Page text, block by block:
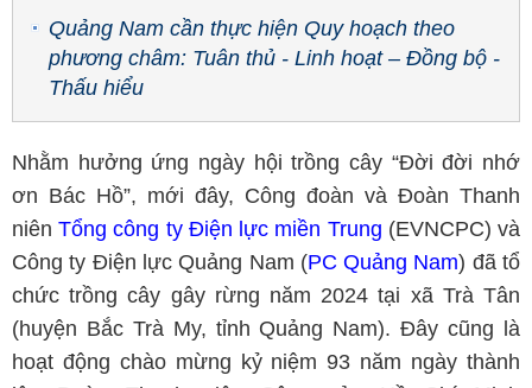
Quảng Nam cần thực hiện Quy hoạch theo
phương châm: Tuân thủ - Linh hoạt – Đồng bộ -
Thấu hiểu
Nhằm hưởng ứng ngày hội trồng cây “Đời đời nhớ
ơn Bác Hồ”, mới đây, Công đoàn và Đoàn Thanh
niênTổng công ty Điện lực miền Trung (EVNCPC) và
Công ty Điện lực Quảng Nam (PC Quảng Nam) đã tổ
chức trồng cây gây rừng năm 2024 tại xã Trà Tân
(huyện Bắc Trà My, tỉnh Quảng Nam). Đây cũng là
hoạt động chào mừng kỷ niệm 93 năm ngày thành